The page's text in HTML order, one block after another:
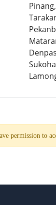
permission to